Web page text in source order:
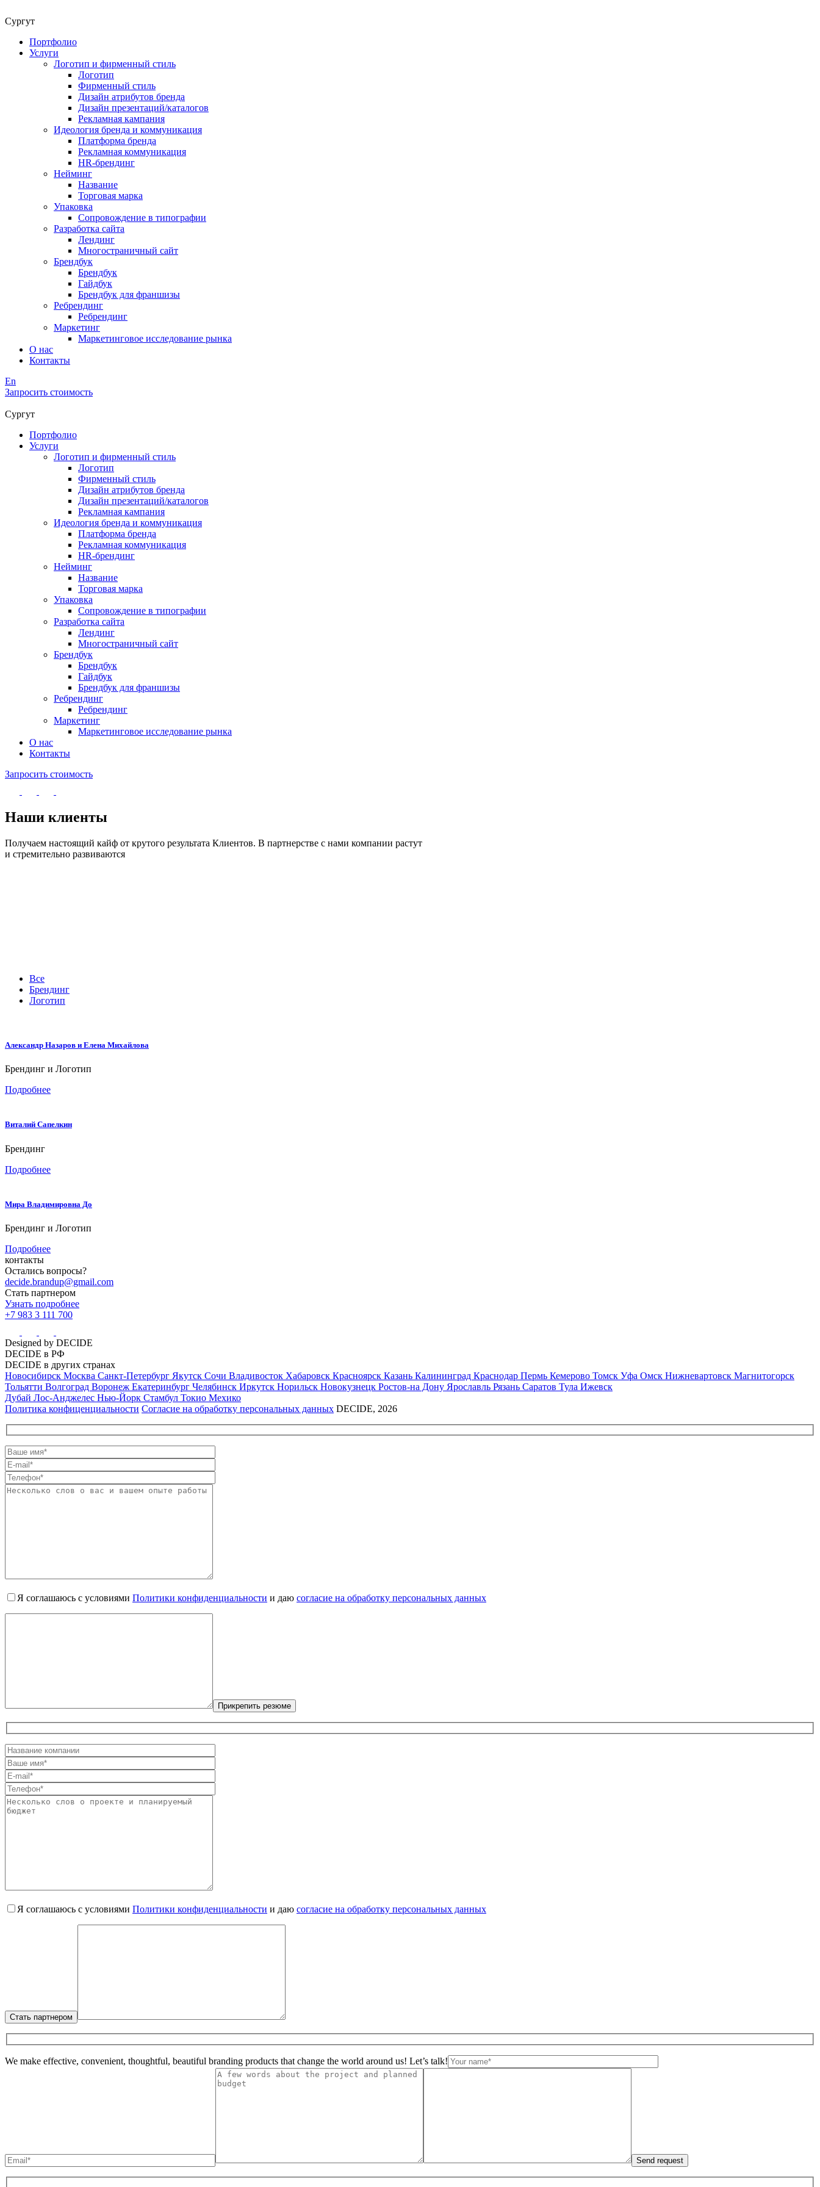
Сургут
Портфолио
Услуги
Логотип и фирменный стиль
Логотип
Фирменный стиль
Дизайн атрибутов бренда
Дизайн презентаций/каталогов
Рекламная кампания
Идеология бренда и коммуникация
Платформа бренда
Рекламная коммуникация
HR-брендинг
Нейминг
Название
Торговая марка
Упаковка
Сопровождение в типографии
Разработка сайта
Лендинг
Многостраничный сайт
Брендбук
Брендбук
Гайдбук
Брендбук для франшизы
Ребрендинг
Ребрендинг
Маркетинг
Маркетинговое исследование рынка
О нас
Контакты
En
Запросить стоимость
Сургут
Портфолио
Услуги
Логотип и фирменный стиль
Логотип
Фирменный стиль
Дизайн атрибутов бренда
Дизайн презентаций/каталогов
Рекламная кампания
Идеология бренда и коммуникация
Платформа бренда
Рекламная коммуникация
HR-брендинг
Нейминг
Название
Торговая марка
Упаковка
Сопровождение в типографии
Разработка сайта
Лендинг
Многостраничный сайт
Брендбук
Брендбук
Гайдбук
Брендбук для франшизы
Ребрендинг
Ребрендинг
Маркетинг
Маркетинговое исследование рынка
О нас
Контакты
Запросить стоимость
Наши клиенты
Получаем настоящий кайф от крутого результата Клиентов. В партнерстве с нами компании растут
и стремительно развиваются
Все
Брендинг
Логотип
Александр Назаров и Елена Михайлова
Брендинг и Логотип
Подробнее
Виталий Сапелкин
Брендинг
Подробнее
Мира Владимировна До
Брендинг и Логотип
Подробнее
контакты
Остались вопросы?
decide.brandup@gmail.com
Стать партнером
Узнать подробнее
+7 983 3 111 700
Designed by DECIDE
DECIDE в РФ
DECIDE в других странах
Новосибирск Москва Санкт-Петербург Якутск Сочи Владивосток Хабаровск Красноярск Казань Калининград Краснодар Пермь Кемерово Томск Уфа Омск Нижневартовск Магнитогорск
Тольятти Волгоград Воронеж Екатеринбург Челябинск Иркутск Норильск Новокузнецк Ростов-на Дону Ярославль Рязань Саратов Тула Ижевск
Дубай Лос-Анджелес Нью-Йорк Стамбул Токио Мехико
Политика конфиценциальности Согласие на обработку персональных данных DECIDE, 2026
Я соглашаюсь с условиями Политики конфиденциальности и даю согласие на обработку персональных данных
Я соглашаюсь с условиями Политики конфиденциальности и даю согласие на обработку персональных данных
We make effective, convenient, thoughtful, beautiful branding products that change the world around us! Let’s talk!